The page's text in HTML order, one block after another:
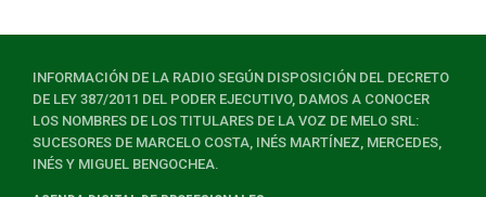
INFORMACIÓN DE LA RADIO SEGÚN DISPOSICIÓN DEL DECRETO
DE LEY 387/2011 DEL PODER EJECUTIVO, DAMOS A CONOCER
LOS NOMBRES DE LOS TITULARES DE LA VOZ DE MELO SRL:
SUCESORES DE MARCELO COSTA, INÉS MARTÍNEZ, MERCEDES,
INÉS Y MIGUEL BENGOCHEA.